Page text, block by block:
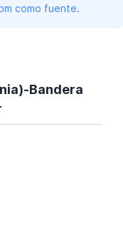
como fuente.
Bandera